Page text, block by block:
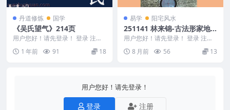
丹道修炼 国学
《吴氏望气》214页
用户您好！请先登录！ 登录 注册
1 年前 91 18
易学 阳宅风水
251141 林来锦-古法形家地
里讲义系列之《阴宅三期大成
篇PDF文档193页Y
用户您好！请先登录！ 登录 注册
林来锦-古法形家地里讲义系列之
《阴宅三期大成篇...
8 月前 56 13
用户您好！请先登录！
登录 注册